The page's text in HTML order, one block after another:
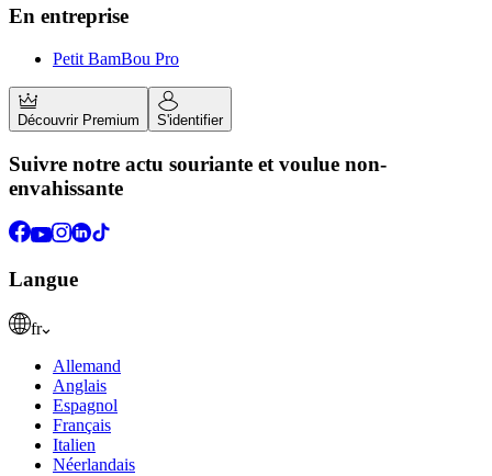
En entreprise
Petit BamBou Pro
Découvrir Premium S'identifier
Suivre notre actu souriante et voulue non-
envahissante
Langue
fr
Allemand
Anglais
Espagnol
Français
Italien
Néerlandais